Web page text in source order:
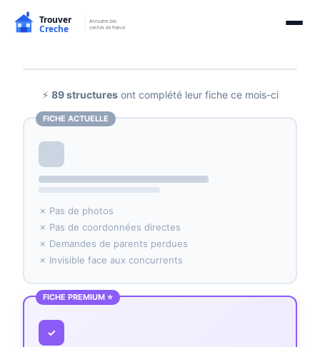
⚡ 89 structuresont complété leur fiche ce mois-ci
FICHE ACTUELLE
✗ Pas de photos
✗ Pas de coordonnées directes
✗ Demandes de parents perdues
✗ Invisible face aux concurrents
FICHE PREMIUM ⭐
✓